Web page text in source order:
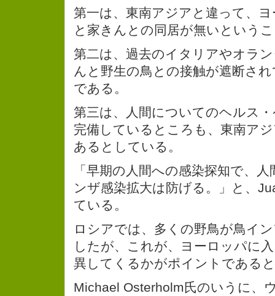
第一は、東南アジアと違って、
と家きんとの同居が無いという
第二は、過去のイタリアやオラ
んと野生の鳥との接触が遮断さ
である。
第三は、人間についてのヘルス
完備しているところも、東南ア
あるとしている。
「早期の人間への感染探知で、
ンザ感染拡大は防げる。」と、
ている。
ロシアでは、多くの野鳥が鳥イ
したが、これが、ヨーロッパに
異してくるかがポイントである
Michael Osterholm氏のいうに、